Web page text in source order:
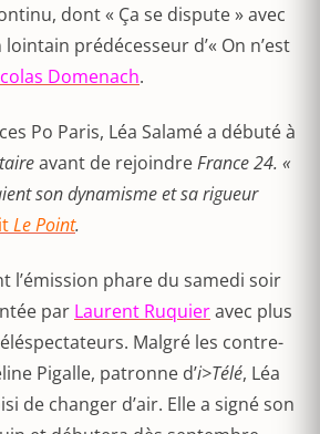
dont « Ça se dispute » avec
lointain prédécesseur d’« On n’est
Domenach.
Po Paris, Léa Salamé a débuté à
avant de rejoindreFrance 24. «
son dynamisme et sa rigueur
Le Point.
l’émission phare du samedi soir
par Laurent Ruquieravec plus
Malgré les contre-
Pigalle, patronne d’i>Télé, Léa
de changer d’air. Elle a signé son